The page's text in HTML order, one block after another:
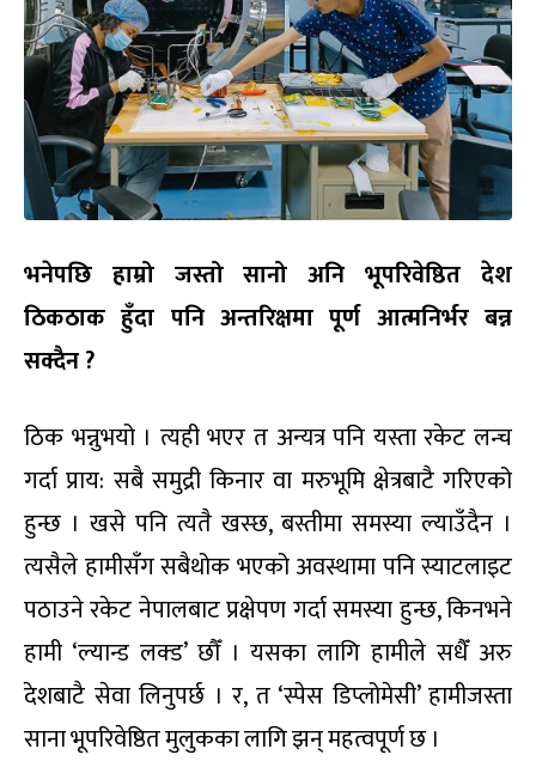
भनेपछि हाम्रो जस्तो सानो अनि भूपरिवेष्ठित देश
ठिकठाक हुँदा पनि अन्तरिक्षमा पूर्ण आत्मनिर्भर बन्न
सक्दैन ?
ठिक भन्नुभयो । त्यही भएर त अन्यत्र पनि यस्ता रकेट लन्च
गर्दा प्राय: सबै समुद्री किनार वा मरुभूमि क्षेत्रबाटै गरिएको
हुन्छ । खसे पनि त्यतै खस्छ, बस्तीमा समस्या ल्याउँदैन ।
त्यसैले हामीसँग सबैथोक भएको अवस्थामा पनि स्याटलाइट
पठाउने रकेट नेपालबाट प्रक्षेपण गर्दा समस्या हुन्छ, किनभने
हामी ‘ल्यान्ड लक्ड’ छौँ । यसका लागि हामीले सधैँ अरु
देशबाटै सेवा लिनुपर्छ । र, त ‘स्पेस डिप्लोमेसी’ हामीजस्ता
साना भूपरिवेष्ठित मुलुकका लागि झन् महत्वपूर्ण छ ।